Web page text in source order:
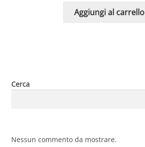
Aggiungi al carrello
Cerca
Nessun commento da mostrare.